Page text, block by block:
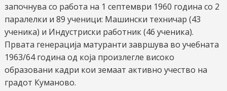
започнува со работа на 1 септември 1960 година со 2
паралелки и 89 ученици: Машински техничар (43
ученика) и Индустриски работник (46 ученика).
Првата генерација матуранти завршува во учебната
1963/64 година од која произлегле високо
образовани кадри кои земаат активно учество на
градот Куманово.